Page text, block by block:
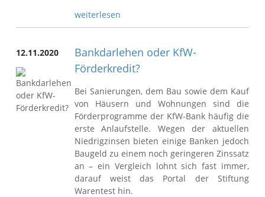
weiterlesen
12.11.2020
Bankdarlehen oder KfW-
Förderkredit?
Bei Sanierungen, dem Bau sowie dem Kauf
von Häusern und Wohnungen sind die
Förderprogramme der KfW-Bank häufig die
erste Anlaufstelle. Wegen der aktuellen
Niedrigzinsen bieten einige Banken jedoch
Baugeld zu einem noch geringeren Zinssatz
an – ein Vergleich lohnt sich fast immer,
darauf weist das Portal der Stiftung
Warentest hin.